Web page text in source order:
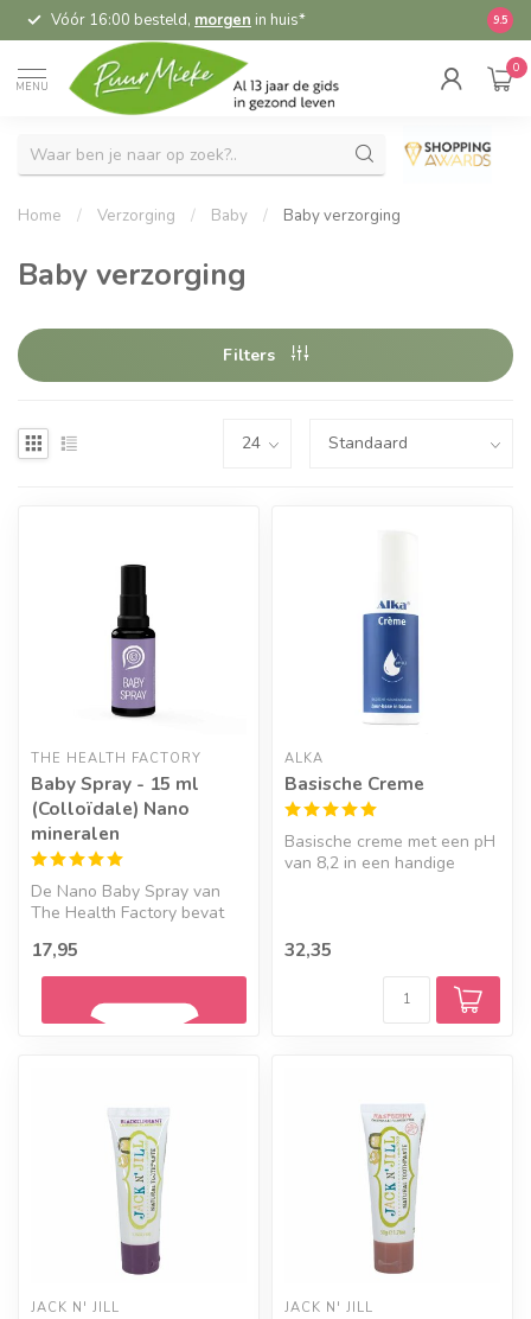
Vóór 16:00 besteld, morgen in huis* 9.5
MENU
0
Home / Verzorging / Baby / Baby verzorging
Baby verzorging
Filters
THE HEALTH FACTORY
Baby Spray - 15 ml
(Colloïdale) Nano
mineralen
De Nano Baby Spray van
The Health Factory bevat
ultrakleine ...
17,95
Geef een seintje
ALKA
Basische Creme
Basische creme met een pH
van 8,2 in een handige
32,35
JACK N' JILL JACK N' JILL